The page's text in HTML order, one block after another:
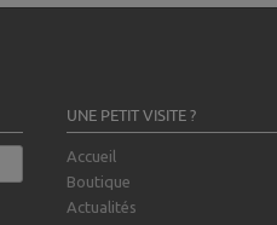
UNE PETIT VISITE ?
Accueil
Boutique
Actualités